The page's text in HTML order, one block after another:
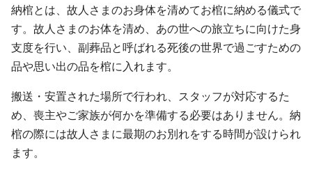
納棺とは、故人さまのお身体を清めてお棺に納める儀式で
す。故人さまのお体を清め、あの世への旅立ちに向けた身
支度を行い、副葬品と呼ばれる死後の世界で過ごすための
品や思い出の品を棺に入れます。
搬送・安置された場所で行われ、スタッフが対応するた
め、喪主やご家族が何かを準備する必要はありません。納
棺の際には故人さまに最期のお別れをする時間が設けられ
ます。